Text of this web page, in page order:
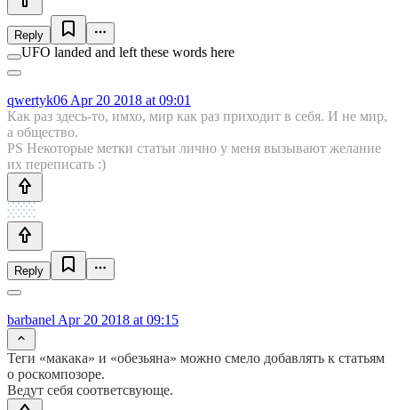
Reply
UFO landed and left these words here
qwertyk06 Apr 20 2018 at 09:01
Как раз здесь-то, имхо, мир как раз приходит в себя. И не мир,
а общество.
PS Некоторые метки статьи лично у меня вызывают желание
их переписать :)
Reply
barbanel Apr 20 2018 at 09:15
Теги «макака» и «обезьяна» можно смело добавлять к статьям
о роскомпозоре.
Ведут себя соответсвующе.